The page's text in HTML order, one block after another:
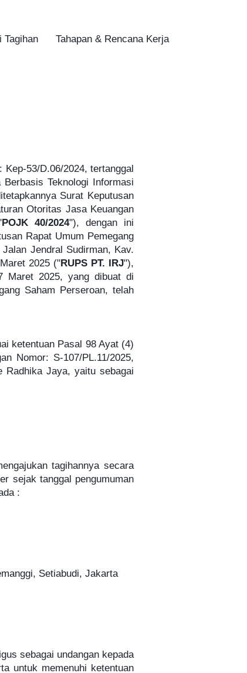
Tagihan Tahapan & Rencana Kerja
53/D.06/2024, tertanggal
Teknologi Informasi
Surat Keputusan
Otoritas Jasa Keuangan
POJK 40/2024"), dengan ini
Rapat Umum Pemegang
Jendral Sudirman, Kav.
2025 ("RUPS PT. IRJ"),
Maret 2025, yang dibuat di
Saham Perseroan, telah
ketentuan Pasal 98 Ayat (4)
Nomor: S-107/PL.11/2025,
Radhika Jaya, yaitu sebagai
tagihannya secara
sejak tanggal pengumuman
:
Setiabudi, Jakarta
sebagai undangan kepada
untuk memenuhi ketentuan